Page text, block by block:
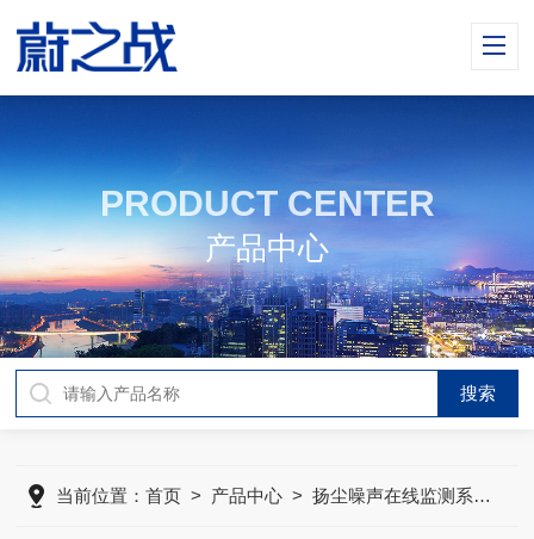
PRODUCT CENTER
产品中心
当前位置：首页 > 产品中心 >扬尘噪声在线监测系统